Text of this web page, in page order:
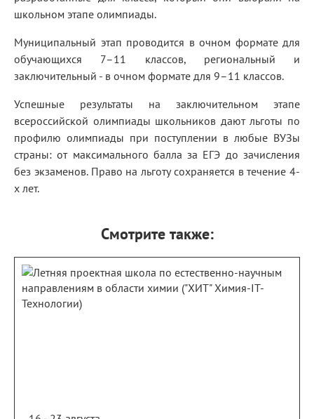
школьном этапе олимпиады.
Муниципальный этап проводится в очном формате для
обучающихся 7–11 классов, региональный и
заключительный - в очном формате для 9–11 классов.
Успешные результаты на заключительном этапе
всероссийской олимпиады школьников дают льготы по
профилю олимпиады при поступлении в любые ВУЗы
страны: от максимального балла за ЕГЭ до зачисления
без экзаменов. Право на льготу сохраняется в течение 4-
х лет.
Смотрите также: